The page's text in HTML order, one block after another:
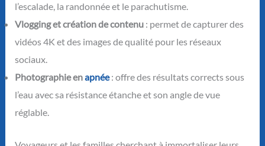
l’escalade, la randonnée et le parachutisme.
Vlogging et création de contenu : permet de capturer des
vidéos 4K et des images de qualité pour les réseaux
sociaux.
Photographie enapnée: offre des résultats corrects sous
l’eau avec sa résistance étanche et son angle de vue
réglable.